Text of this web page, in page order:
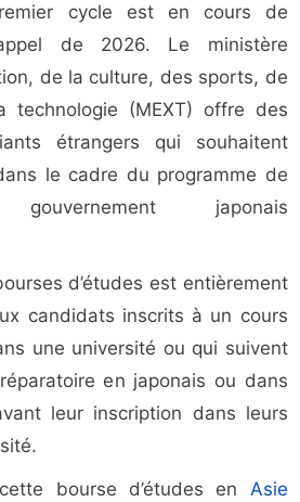
cycle est en cours de
de 2026. Le ministère
de la culture, des sports, de
(MEXT) offre des
étrangers qui souhaitent
le cadre du programme de
japonais
d’études est entièrement
candidats inscrits à un cours
une université ou qui suivent
en japonais ou dans
leur inscription dans leurs
bourse d’études en Asie